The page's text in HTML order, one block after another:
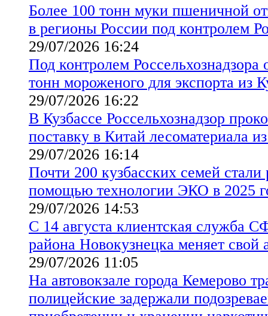
Более 100 тонн муки пшеничной
в регионы России под контролем
29/07/2026 16:24
Под контролем Россельхознадзора
тонн мороженого для экспорта из
29/07/2026 16:22
В Кузбассе Россельхознадзор
поставку в Китай лесоматериала
29/07/2026 16:14
Почти 200 кузбасских семей стали
помощью технологии ЭКО в 2025
29/07/2026 14:53
С 14 августа клиентская служба
района Новокузнецка меняет свой
29/07/2026 11:05
На автовокзале города Кемерово
полицейские задержали